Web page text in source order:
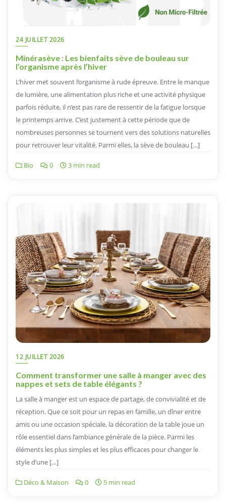
24 JUILLET 2026
Minérasève : Les bienfaits sève de bouleau sur
l’organisme après l’hiver
L’hiver met souvent l’organisme à rude épreuve. Entre le manque
de lumière, une alimentation plus riche et une activité physique
parfois réduite, il n’est pas rare de ressentir de la fatigue lorsque
le printemps arrive. C’est justement à cette période que de
nombreuses personnes se tournent vers des solutions naturelles
pour retrouver leur vitalité. Parmi elles, la sève de bouleau […]
Bio 0 3 min read
12 JUILLET 2026
Comment transformer une salle à manger avec des
nappes et sets de table élégants ?
La salle à manger est un espace de partage, de convivialité et de
réception. Que ce soit pour un repas en famille, un dîner entre
amis ou une occasion spéciale, la décoration de la table joue un
rôle essentiel dans l’ambiance générale de la pièce. Parmi les
éléments les plus simples et les plus efficaces pour changer le
style d’une […]
Déco & Maison 0 5 min read